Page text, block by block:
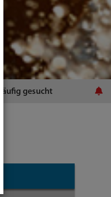
Häufig gesucht